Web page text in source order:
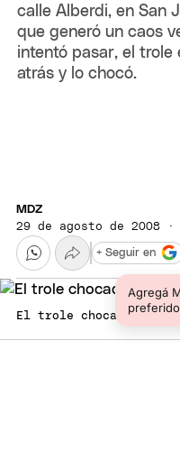
calle Alberdi, en San
que generó un caos
intentó pasar, el trole
atrás y lo chocó.
MDZ
29 de agosto de 2008 ·
Agregá
+ Seguir en
El trole chocado,